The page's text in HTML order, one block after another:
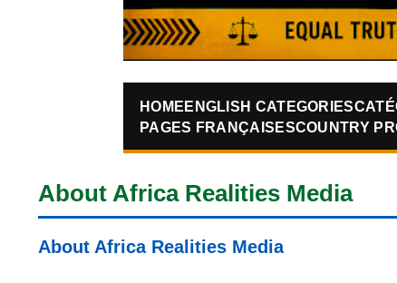
HOME ENGLISH CATEGORIES
PAGES FRANÇAISESCOUNTRY
About Africa Realities Media
About Africa Realities Media